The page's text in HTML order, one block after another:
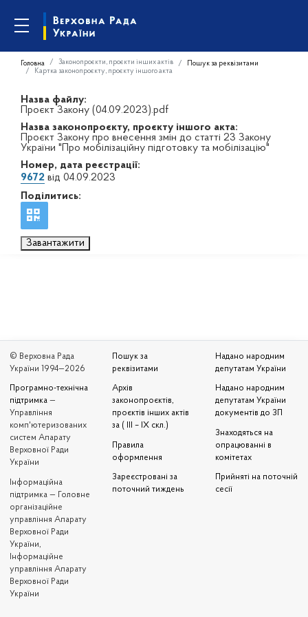
Головна Законопроєкти, проєкти інших актів
Пошук за реквізитами
Картка законопроєкту, проєкту іншого акта
Назва файлу:
Проєкт Закону (04.09.2023).pdf
Назва законопроєкту, проєкту іншого акта:
Проєкт Закону про внесення змін до статті 23 Закону
України "Про мобілізаційну підготовку та мобілізацію"
Номер, дата реєстрації:
9672 від 04.09.2023
Поділитись:
Завантажити
© Верховна Рада
України 1994—2026
Програмно-технічна
підтримка —
Управління
комп'ютеризованих
систем Апарату
Верховної Ради
України
Iнформаційна
підтримка — Головне
організаційне
управління Апарату
Верховної Ради
України,
Інформаційне
управління Апарату
Верховної Ради
України
Пошук за
реквізитами
Архів
законопроєктів,
проєктів інших актів
за ( III – IX скл.)
Правила
оформлення
Зареєстровані за
поточний тиждень
Надано народним
депутатам України
Надано народним
депутатам України
документів до ЗП
Знаходяться на
опрацюванні в
комітетах
Прийняті на поточній
сесії